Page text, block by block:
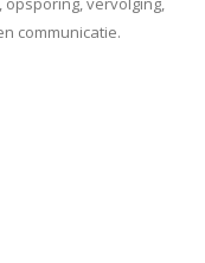
communicatie.